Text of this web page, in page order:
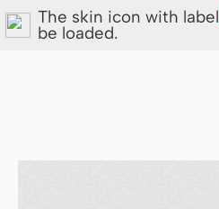
The skin icon with label
be loaded.